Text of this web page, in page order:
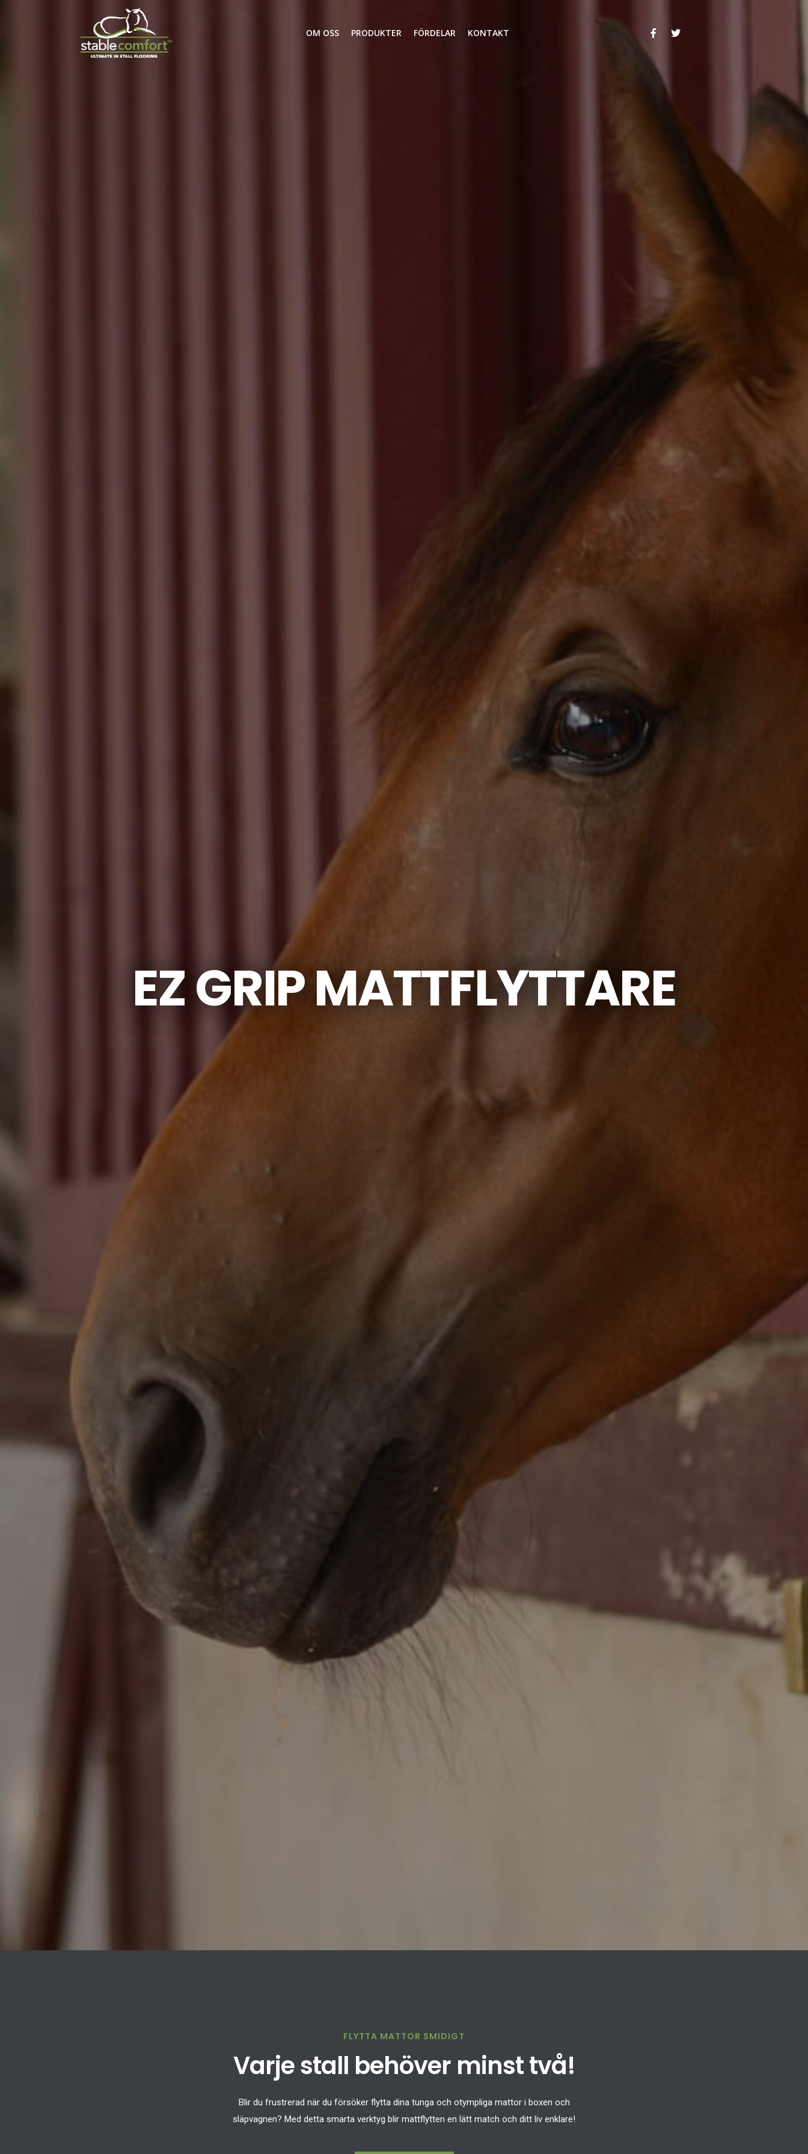
OM OSS PRODUKTER FÖRDELAR KONTAKT
EZ GRIP MATTFLYTTARE
FLYTTA MATTOR SMIDIGT
Varje stall behöver minst två!
Blir du frustrerad när du försöker flytta dina tunga och otympliga mattor i boxen och
släpvagnen? Med detta smarta verktyg blir mattflytten en lätt match och ditt liv enklare!